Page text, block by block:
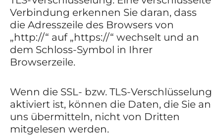
Verbindung erkennen Sie daran, dass
die Adresszeile des Browsers von
„http://“ auf „https://“ wechselt und an
dem Schloss-Symbol in Ihrer
Browserzeile.
Wenn die SSL- bzw. TLS-Verschlüsselung
aktiviert ist, können die Daten, die Sie an
uns übermitteln, nicht von Dritten
mitgelesen werden.